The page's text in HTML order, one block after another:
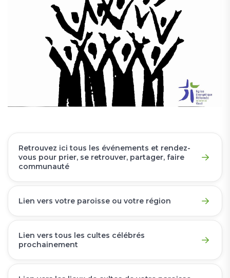
Retrouvez ici tous les événements et rendez-
vous pour prier, se retrouver, partager, faire
communauté
Lien vers votre paroisse ou votre région
Lien vers tous les cultes célébrés
prochainement